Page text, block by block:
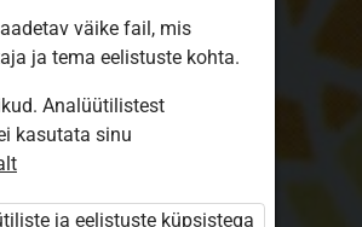
väike fail, mis
ja tema eelistuste kohta.
Analüütilistest
kasutata sinu
ja eelistuste küpsistega